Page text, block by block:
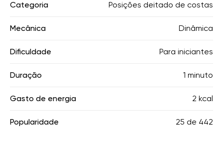
Categoria Posições deitado de costas
Mecânica Dinâmica
Dificuldade Para iniciantes
Duração 1 minuto
Gasto de energia 2 kcal
Popularidade 25 de 442